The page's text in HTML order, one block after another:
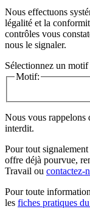
Nous effectuons
légalité et la
contrôles vous
nous le signaler.
Sélectionnez un
Motif:
Nous vous rappelons
interdit.
Pour tout
offre déjà pourvue,
Travail ou contactez-
Pour toute
les fiches pratiques